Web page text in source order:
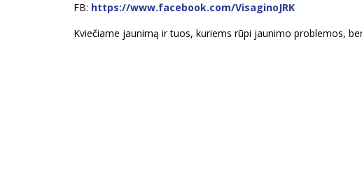
FB: https://www.facebook.com/VisaginoJRK
Kviečiame jaunimą ir tuos, kuriems rūpi jaunimo problemos,